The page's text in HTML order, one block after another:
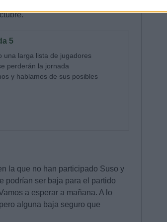
no estará disponible hasta
5
una larga lista de jugadores
perderán la jornada
y hablamos de sus posibles
la que no han participado Suso y
podrían ser baja para el partido
a esperar a mañana. A lo
alguna baja seguro que